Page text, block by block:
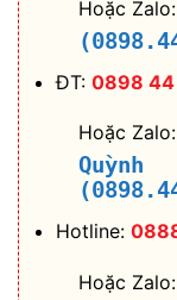
Hoặc Zalo:
ĐT: 0898
Hoặc Zalo:
Quỳnh
Hotline:
Hoặc Zalo: